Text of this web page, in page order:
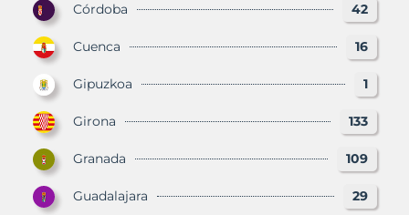
Córdoba 42
Cuenca 16
Gipuzkoa 1
Girona 133
Granada 109
Guadalajara 29